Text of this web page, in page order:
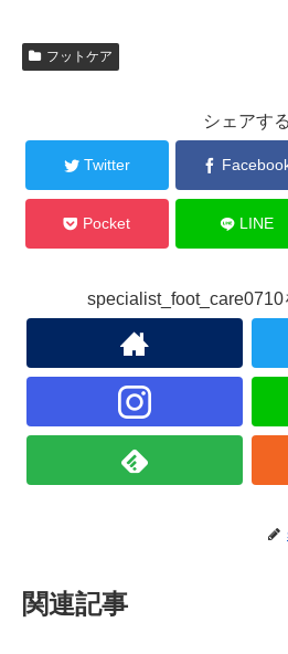
フットケア
シェアする
Twitter
Pocket LINE
specialist_foot_care0710
関連記事